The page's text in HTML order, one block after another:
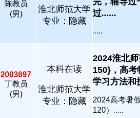
陈教员
(男)
淮北师范大学
专业：隐藏
过......
.....
2003697
丁教员
(男)
本科在读
淮北师范大学
专业：隐藏
2024淮北
150}，高考
学习方法和
2024高考暑
120）.....